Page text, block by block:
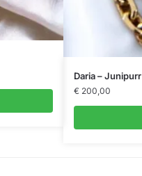
Daria – Junipurr
€ 200,00